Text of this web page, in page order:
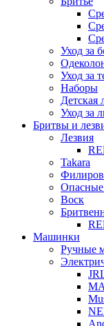
Уход за
Уход за
Наборы
Детская
Уход за
Бритвы и
Лезвия
Takara
Воск
Машинки
Ручные